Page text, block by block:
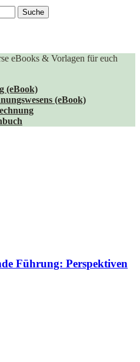
eBooks & Vorlagen für euch
(eBook)
(eBook)
Führung: Perspektiven